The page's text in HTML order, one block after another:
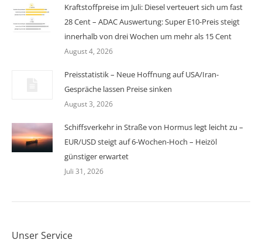
Kraftstoffpreise im Juli: Diesel verteuert sich um fast
28 Cent – ADAC Auswertung: Super E10-Preis steigt
innerhalb von drei Wochen um mehr als 15 Cent
August 4, 2026
Preisstatistik – Neue Hoffnung auf USA/Iran-
Gespräche lassen Preise sinken
August 3, 2026
Schiffsverkehr in Straße von Hormus legt leicht zu –
EUR/USD steigt auf 6-Wochen-Hoch – Heizöl
günstiger erwartet
Juli 31, 2026
Unser Service